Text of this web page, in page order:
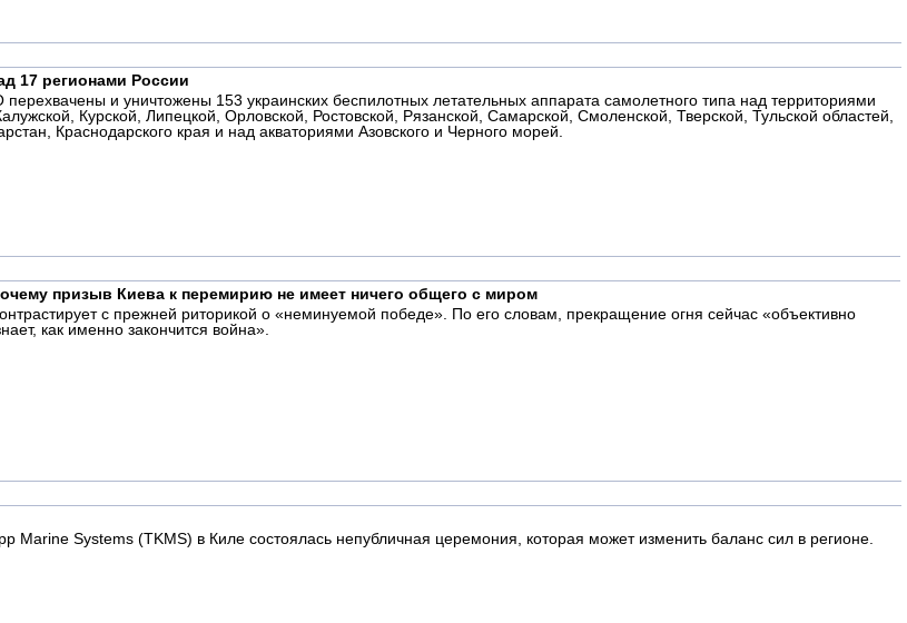
17 регионами России
и уничтожены 153 украинских беспилотных летательных аппарата самолетного типа над территориями
Курской, Липецкой, Орловской, Ростовской, Рязанской, Самарской, Смоленской, Тверской, Тульской областей,
Краснодарского края и над акваториями Азовского и Черного морей.
призыв Киева к перемирию не имеет ничего общего с миром
с прежней риторикой о «неминуемой победе». По его словам, прекращение огня сейчас «объективно
как именно закончится война».
Systems (TKMS) в Киле состоялась непубличная церемония, которая может изменить баланс сил в регионе.